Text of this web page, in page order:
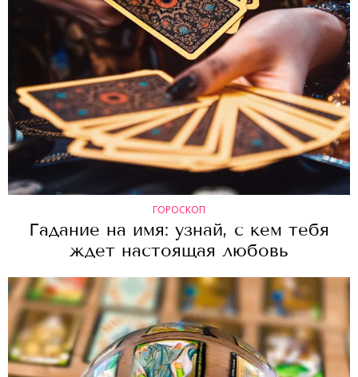
ГОРОСКОП
Гадание на имя: узнай, с кем тебя
ждет настоящая любовь